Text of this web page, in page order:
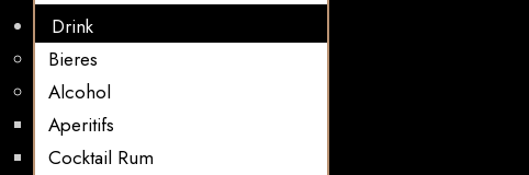
Drink
Bieres
Alcohol
Aperitifs
Cocktail Rum